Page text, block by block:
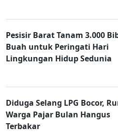
Pesisir Barat Tanam 3.000
Buah untuk Peringati Hari
Lingkungan Hidup Sedunia
Diduga Selang LPG Bocor,
Warga Pajar Bulan Hangus
Terbakar